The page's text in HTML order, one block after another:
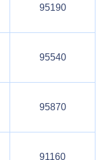
95190
95540
95870
91160